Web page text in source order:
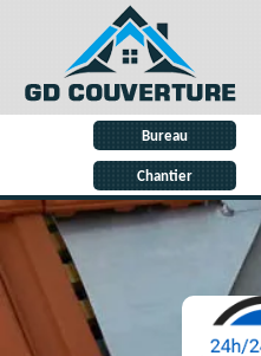
Bureau
Chantier